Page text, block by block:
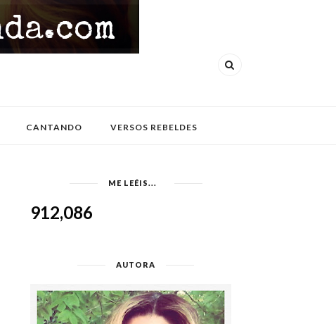
CANTANDO VERSOS REBELDES
ME LEÉIS...
912,086
AUTORA